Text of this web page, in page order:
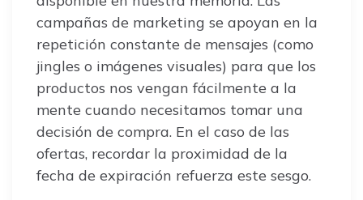
campañas de marketing se apoyan en la
repetición constante de mensajes (como
jingles o imágenes visuales) para que los
productos nos vengan fácilmente a la
mente cuando necesitamos tomar una
decisión de compra. En el caso de las
ofertas, recordar la proximidad de la
fecha de expiración refuerza este sesgo.